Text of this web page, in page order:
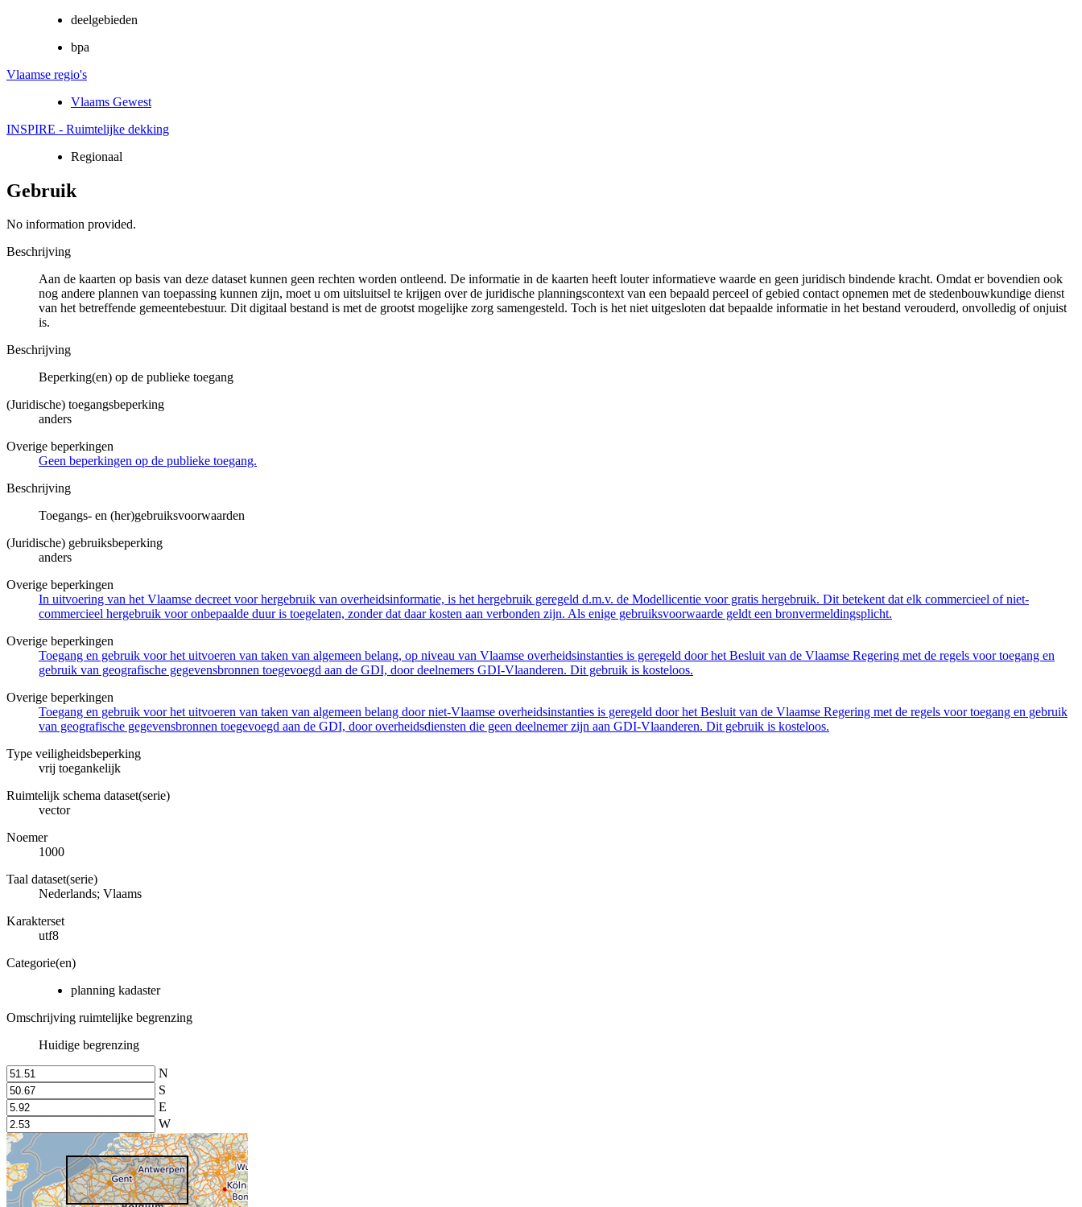
deelgebieden
bpa
Vlaamse regio's
Vlaams Gewest
INSPIRE - Ruimtelijke dekking
Regionaal
Gebruik
No information provided.
Beschrijving
Aan de kaarten op basis van deze dataset kunnen geen rechten worden ontleend. De informatie in de kaarten heeft louter informatieve waarde en geen juridisch bindende kracht. Omdat er bovendien ook
nog andere plannen van toepassing kunnen zijn, moet u om uitsluitsel te krijgen over de juridische planningscontext van een bepaald perceel of gebied contact opnemen met de stedenbouwkundige dienst
van het betreffende gemeentebestuur. Dit digitaal bestand is met de grootst mogelijke zorg samengesteld. Toch is het niet uitgesloten dat bepaalde informatie in het bestand verouderd, onvolledig of onjuist
is.
Beschrijving
Beperking(en) op de publieke toegang
(Juridische) toegangsbeperking
anders
Overige beperkingen
Geen beperkingen op de publieke toegang.
Beschrijving
Toegangs- en (her)gebruiksvoorwaarden
(Juridische) gebruiksbeperking
anders
Overige beperkingen
In uitvoering van het Vlaamse decreet voor hergebruik van overheidsinformatie, is het hergebruik geregeld d.m.v. de Modellicentie voor gratis hergebruik. Dit betekent dat elk commercieel of niet-
commercieel hergebruik voor onbepaalde duur is toegelaten, zonder dat daar kosten aan verbonden zijn. Als enige gebruiksvoorwaarde geldt een bronvermeldingsplicht.
Overige beperkingen
Toegang en gebruik voor het uitvoeren van taken van algemeen belang, op niveau van Vlaamse overheidsinstanties is geregeld door het Besluit van de Vlaamse Regering met de regels voor toegang en
gebruik van geografische gegevensbronnen toegevoegd aan de GDI, door deelnemers GDI-Vlaanderen. Dit gebruik is kosteloos.
Overige beperkingen
Toegang en gebruik voor het uitvoeren van taken van algemeen belang door niet-Vlaamse overheidsinstanties is geregeld door het Besluit van de Vlaamse Regering met de regels voor toegang en gebruik
van geografische gegevensbronnen toegevoegd aan de GDI, door overheidsdiensten die geen deelnemer zijn aan GDI-Vlaanderen. Dit gebruik is kosteloos.
Type veiligheidsbeperking
vrij toegankelijk
Ruimtelijk schema dataset(serie)
vector
Noemer
1000
Taal dataset(serie)
Nederlands; Vlaams
Karakterset
utf8
Categorie(en)
planning kadaster
Omschrijving ruimtelijke begrenzing
Huidige begrenzing
N
S
E
W